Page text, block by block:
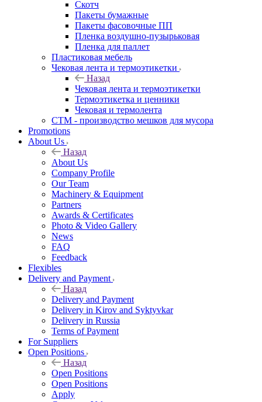
Скотч
Пакеты бумажные
Пакеты фасовочные ПП
Пленка воздушно-пузырьковая
Пленка для паллет
Пластиковая мебель
Чековая лента и термоэтикетки
Назад
Чековая лента и термоэтикетки
Термоэтикетка и ценники
Чековая и термолента
СТМ - производство мешков для мусора
Promotions
About Us
Назад
About Us
Company Profile
Our Team
Machinery & Equipment
Partners
Awards & Certificates
Photo & Video Gallery
News
FAQ
Feedback
Flexibles
Delivery and Payment
Назад
Delivery and Payment
Delivery in Kirov and Syktyvkar
Delivery in Russia
Terms of Payment
For Suppliers
Open Positions
Назад
Open Positions
Open Positions
Apply